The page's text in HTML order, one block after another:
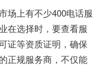
上有不少400电话服
在选择时，要查看服
证等资质证明，确保
正规服务商，不仅能